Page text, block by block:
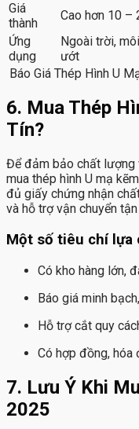
Giá
thành
Cao hơn 10 –
Ứng
dụng
Ngoài trời,
ướt
Báo Giá Thép Hình U
6. Mua Thép
Tín?
Để đảm bảo chất lượng
mua thép hình U mạ
đủ giấy chứng nhận
và hỗ trợ vận chuyển tận
Một số tiêu chí lựa
Có kho hàng lớn,
Báo giá minh
Hỗ trợ cắt quy
Có hợp đồng,
7. Lưu Ý Khi
2025